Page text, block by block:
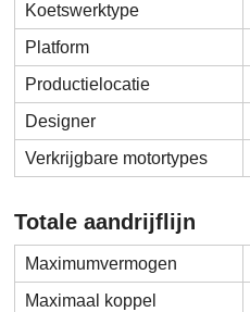
Koetswerktype
Platform
Productielocatie
Designer
Verkrijgbare motortypes
Totale aandrijflijn
Maximumvermogen
Maximaal koppel